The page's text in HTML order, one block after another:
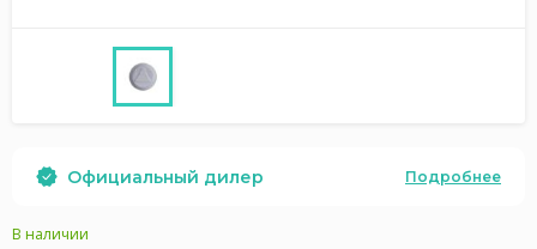
Официальный дилер Подробнее
В наличии